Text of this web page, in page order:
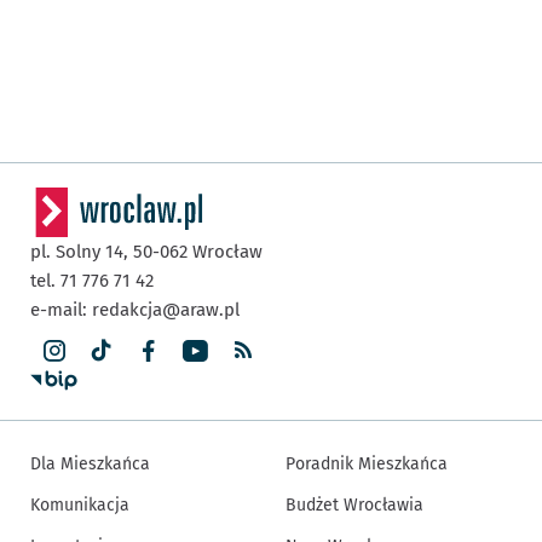
pl. Solny 14, 50-062 Wrocław
tel. 71 776 71 42
e-mail: redakcja@araw.pl
Dla Mieszkańca
Komunikacja
Poradnik Mieszkańca
Budżet Wrocławia